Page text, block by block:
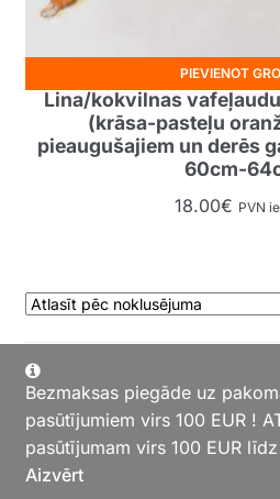
Lina/kokvilnas
(krāsa-pasteļu
pieaugušajiem un derēs
60cm-
18.00€ PVN
PIEVIENOT
Bezmaksas piegāde uz
pasūtījumiem virs 100 EUR !
pasūtījumam virs 100 EUR
Aizvērt